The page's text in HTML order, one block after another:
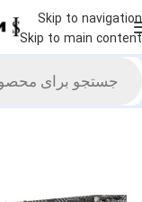
Skip to navigation
Skip to main content